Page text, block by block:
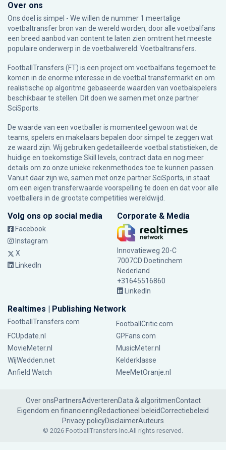
Over ons
Ons doel is simpel - We willen de nummer 1 meertalige
voetbaltransfer bron van de wereld worden, door alle voetbalfans
een breed aanbod van content te laten zien omtrent het meeste
populaire onderwerp in de voetbalwereld: Voetbaltransfers.
FootballTransfers (FT) is een project om voetbalfans tegemoet te
komen in de enorme interesse in de voetbal transfermarkt en om
realistische op algoritme gebaseerde waarden van voetbalspelers
beschikbaar te stellen. Dit doen we samen met onze partner
SciSports
De waarde van een voetballer is momenteel gewoon wat de
teams, spelers en makelaars bepalen door simpel te zeggen wat
ze waard zijn. Wij gebruiken gedetailleerde voetbal statistieken, de
huidige en toekomstige Skill levels, contract data en nog meer
details om zo onze unieke rekenmethodes toe te kunnen passen.
Vanuit daar zijn we, samen met onze partner SciSports, in staat
om een eigen transferwaarde voorspelling te doen en dat voor alle
voetballers in de grootste competities wereldwijd.
Volg ons op social media
Facebook
Instagram
X
LinkedIn
Corporate & Media
Innovatieweg 20-C
7007CD Doetinchem
Nederland
+31645516860
LinkedIn
Realtimes | Publishing Network
FootballTransfers.com
FootballCritic.com
FCUpdate.nl
GPFans.com
MovieMeter.nl
MusicMeter.nl
WijWedden.net
Kelderklasse
Anfield Watch
MeeMetOranje.nl
Over onsPartnersAdverterenData & algoritmenContact
Eigendom en financieringRedactioneel beleidCorrectiebeleid
Privacy policyDisclaimerAuteurs
© 2026 FootballTransfers Inc.All rights reserved.